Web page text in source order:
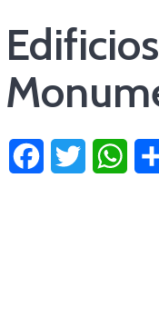
FacebookTwitter